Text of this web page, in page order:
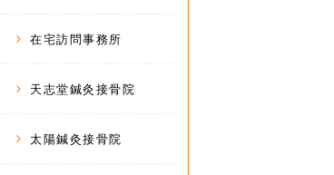
在宅訪問事務所
天志堂鍼灸接骨院
太陽鍼灸接骨院